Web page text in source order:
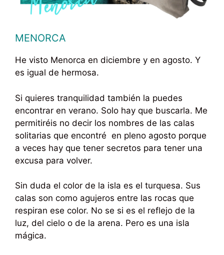
MENORCA
He visto Menorca en diciembre y en agosto. Y
es igual de hermosa.
Si quieres tranquilidad también la puedes
encontrar en verano. Solo hay que buscarla. Me
permitiréis no decir los nombres de las calas
solitarias que encontré en pleno agosto porque
a veces hay que tener secretos para tener una
excusa para volver.
Sin duda el color de la isla es el turquesa. Sus
calas son como agujeros entre las rocas que
respiran ese color. No se si es el reflejo de la
luz, del cielo o de la arena. Pero es una isla
mágica.